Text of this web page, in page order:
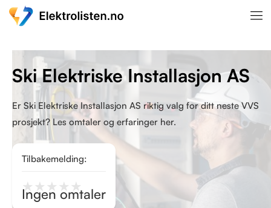
Tilbakemelding:
★ ★ ★ ★ ★
Ingen omtaler
Er Ski Elektriske Installasjon AS riktig valg for ditt neste VVS
prosjekt? Les omtaler og erfaringer her.
Ski Elektriske Installasjon AS